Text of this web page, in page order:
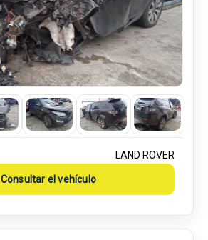
LAND ROVER
Consultar el vehículo